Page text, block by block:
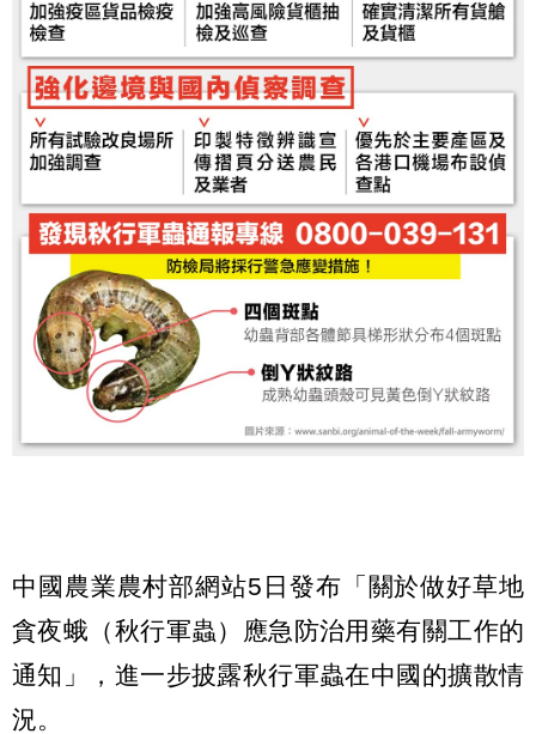
中國農業農村部網站5日發布「關於做好草地
貪夜蛾（秋行軍蟲）應急防治用藥有關工作的
通知」，進一步披露秋行軍蟲在中國的擴散情
況。